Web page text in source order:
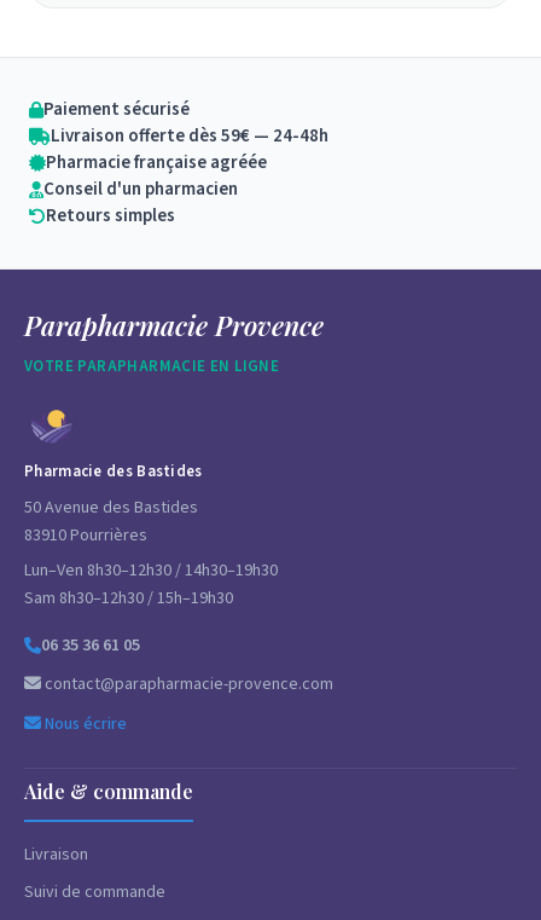
Paiement sécurisé
Livraison offerte dès 59€ — 24-48h
Pharmacie française agréée
Conseil d'un pharmacien
Retours simples
Parapharmacie Provence
VOTRE PARAPHARMACIE EN LIGNE
Pharmacie des Bastides
50 Avenue des Bastides
83910 Pourrières
Lun–Ven 8h30–12h30 / 14h30–19h30
Sam 8h30–12h30 / 15h–19h30
06 35 36 61 05
contact@parapharmacie-provence.com
Nous écrire
Aide & commande
Livraison
Suivi de commande